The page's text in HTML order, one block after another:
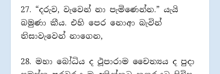
27. “දරුව, වැවෙන් නා පැමිණෙන්න.” යැයි
බමුණා කීය. එහි පෙර නොආ බැවින්
තිසාවැවෙන් නාගෙන,
28. මහා බෝධිය ද ථූපාරාම චෛත්‍යය ද පුදා